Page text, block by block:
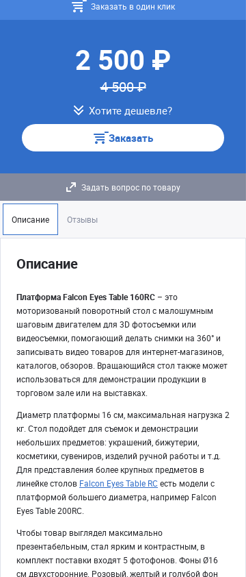
Заказать в один клик
2 500 ₽
4 500 ₽
Хотите дешевле?
Заказать
Задать вопрос по товару
Описание Отзывы
Описание
Платформа Falcon Eyes Table 160RC – это
моторизованый поворотный стол с малошумным
шаговым двигателем для 3D фотосъемки или
видеосъемки, помогающий делать снимки на 360° и
записывать видео товаров для интернет-магазинов,
каталогов, обзоров. Вращающийся стол также может
использоваться для демонстрации продукции в
торговом зале или на выставках.
Диаметр платформы 16 см, максимальная нагрузка 2
кг. Стол подойдет для съемок и демонстрации
небольших предметов: украшений, бижутерии,
косметики, сувениров, изделий ручной работы и т.д.
Для представления более крупных предметов в
линейке столов Falcon Eyes Table RC есть модели с
платформой большего диаметра, например Falcon
Eyes Table 200RC.
Чтобы товар выглядел максимально
презентабельным, стал ярким и контрастным, в
комплект поставки входят 5 фотофонов. Фоны Ø16
см двухсторонние. Розовый, желтый и голубой фон